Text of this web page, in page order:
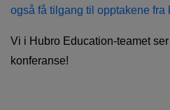
også få tilgang til opptakene fra
Vi i Hubro Education-teamet
konferanse!